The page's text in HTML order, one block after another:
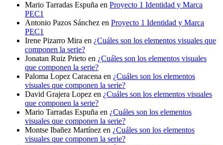
Mario Tarradas Espuña en Proyecto 1 Identidad y Marca
PEC1
Antonio Pazos Sánchez en Proyecto 1 Identidad y Marca
PEC1
Irene Pizarro Mira en ¿Cuáles son los elementos visuales que
componen la serie?
Jonatan Ruiz Prieto en ¿Cuáles son los elementos visuales
que componen la serie?
Paloma Lopez Caracena en ¿Cuáles son los elementos
visuales que componen la serie?
David Grajera Lopez en ¿Cuáles son los elementos visuales
que componen la serie?
Mario Tarradas Espuña en ¿Cuáles son los elementos
visuales que componen la serie?
Montse Ibañez Martínez en ¿Cuáles son los elementos
visuales que componen la serie?